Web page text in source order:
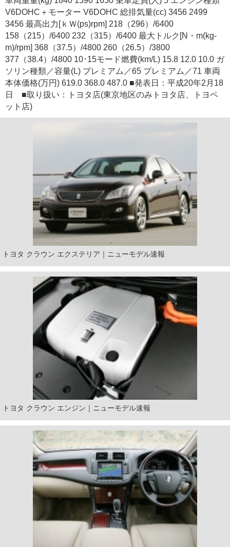
V6DOHC＋モーター V6DOHC 総排気量(cc) 3456 2499
3456 最高出力[ｋＷ(ps)rpm] 218（296）/6400
158（215）/6400 232（315）/6400 最大トルク[N・m(kg-
m)/rpm] 368（37.5）/4800 260（26.5）/3800
377（38.4）/4800 10･15モード燃費(km/L) 15.8 12.0 10.0 ガ
ソリン種類／容量(L) プレミアム／65 プレミアム／71 車両
本体価格(万円) 619.0 368.0 487.0 ■発表日：平成20年2月18
日 ■取り扱い：トヨタ店(東京地区のみトヨタ店、トヨペ
ット店)
トヨタ クラウン エクステリア｜ニューモデル速報
トヨタ クラウン エンジン｜ニューモデル速報